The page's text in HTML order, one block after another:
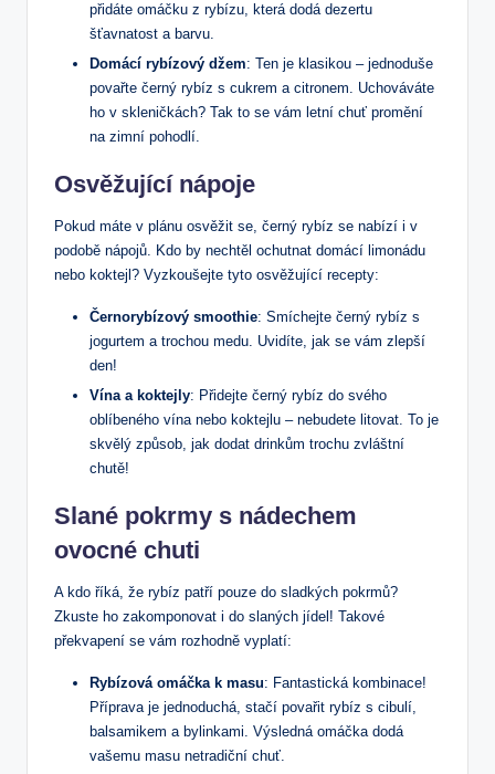
přidáte omáčku z rybízu, která dodá dezertu
šťavnatost a barvu.
Domácí rybízový džem: Ten je klasikou – jednoduše
povařte černý rybíz s cukrem a citronem. Uchováváte
ho v skleničkách? Tak to se vám letní chuť promění
na zimní pohodlí.
Osvěžující nápoje
Pokud máte v plánu osvěžit se, černý rybíz se nabízí i v
podobě nápojů. Kdo by nechtěl ochutnat domácí limonádu
nebo koktejl? Vyzkoušejte tyto osvěžující recepty:
Černorybízový smoothie: Smíchejte černý rybíz s
jogurtem a trochou medu. Uvidíte, jak se vám zlepší
den!
Vína a koktejly: Přidejte černý rybíz do svého
oblíbeného vína nebo koktejlu – nebudete litovat. To je
skvělý způsob, jak dodat drinkům trochu zvláštní
chutě!
Slané pokrmy s nádechem
ovocné chuti
A kdo říká, že rybíz patří pouze do sladkých pokrmů?
Zkuste ho zakomponovat i do slaných jídel! Takové
překvapení se vám rozhodně vyplatí:
Rybízová omáčka k masu: Fantastická kombinace!
Příprava je jednoduchá, stačí povařit rybíz s cibulí,
balsamikem a bylinkami. Výsledná omáčka dodá
vašemu masu netradiční chuť.